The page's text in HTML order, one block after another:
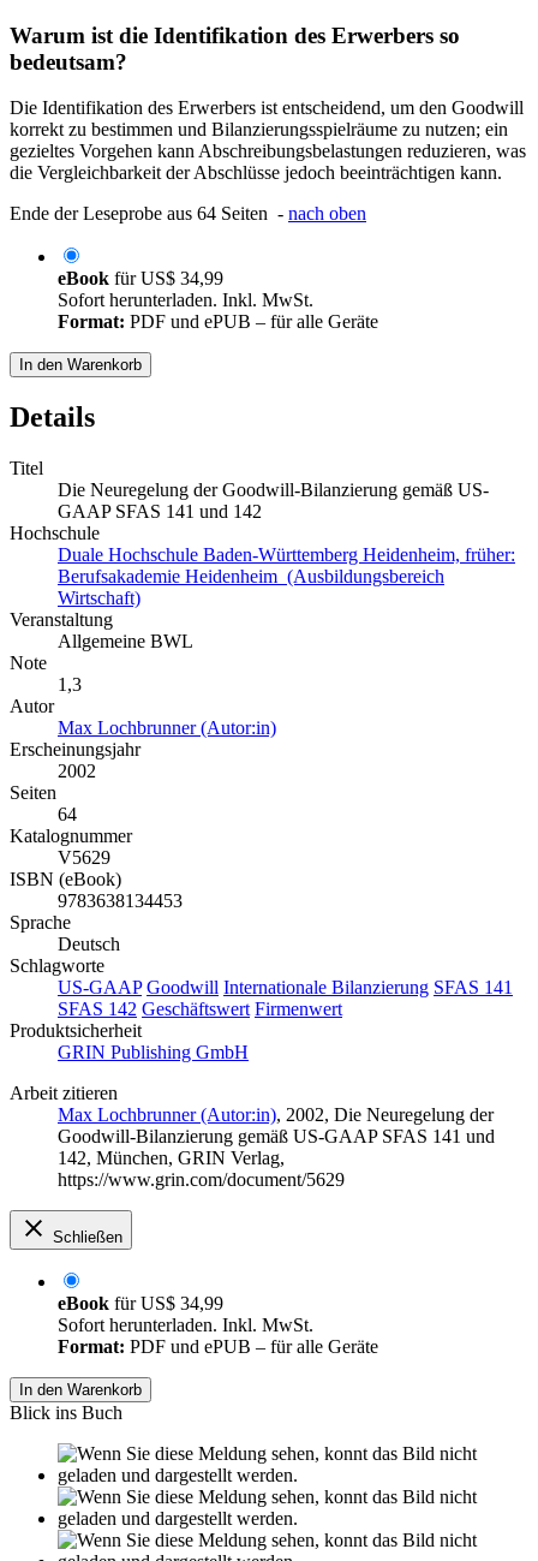
Warum ist die Identifikation des Erwerbers so
bedeutsam?
Die Identifikation des Erwerbers ist entscheidend, um den Goodwill
korrekt zu bestimmen und Bilanzierungsspielräume zu nutzen; ein
gezieltes Vorgehen kann Abschreibungsbelastungen reduzieren, was
die Vergleichbarkeit der Abschlüsse jedoch beeinträchtigen kann.
Ende der Leseprobe aus 64 Seiten - nach oben
eBook fürUS$ 34,99
Sofort herunterladen. Inkl. MwSt.
Format: PDF und ePUB – für alle Geräte
In den Warenkorb
Details
Titel
Die Neuregelung der Goodwill-Bilanzierung gemäß US-
GAAP SFAS 141 und 142
Hochschule
Duale Hochschule Baden-Württemberg Heidenheim, früher:
Berufsakademie Heidenheim (Ausbildungsbereich
Wirtschaft)
Veranstaltung
Allgemeine BWL
Note
1,3
Autor
Max Lochbrunner (Autor:in)
Erscheinungsjahr
2002
Seiten
64
Katalognummer
V5629
ISBN (eBook)
9783638134453
Sprache
Deutsch
Schlagworte
US-GAAP Goodwill Internationale Bilanzierung SFAS 141
SFAS 142 Geschäftswert Firmenwert
Produktsicherheit
GRIN Publishing GmbH
Arbeit zitieren
Max Lochbrunner (Autor:in), 2002, Die Neuregelung der
Goodwill-Bilanzierung gemäß US-GAAP SFAS 141 und
142, München, GRIN Verlag,
https://www.grin.com/document/5629
Schließen
eBook fürUS$ 34,99
Sofort herunterladen. Inkl. MwSt.
Format: PDF und ePUB – für alle Geräte
In den Warenkorb
Blick ins Buch